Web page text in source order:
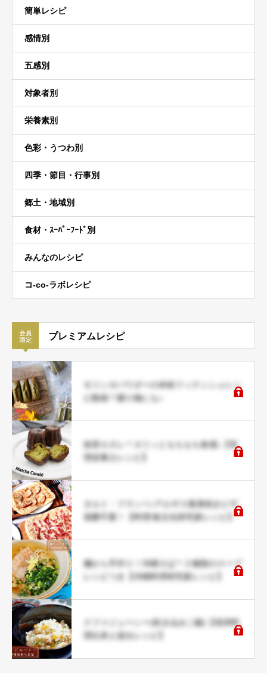
簡単レシピ
感情別
五感別
対象者別
栄養素別
色彩・うつわ別
四季・節目・行事別
郷土・地域別
食材・ｽｰﾊﾟｰﾌｰﾄﾞ別
みんなのレシピ
コ-co-ラボレシピ
プレミアムレシピ
モリンガパウダーの米粉フィナンシェレシ
ピ動画＊贈り物にも♪
抹茶カヌレ＊カリッともちもち食感♪【管
理栄養士レシピ】
タルト・フランベ♪アルザス風薄焼きピザ
発酵不要！【料理/食文化研究家レシピ】
麺から手作り！沖縄そば＊２種類のスープ
レシピつき【沖縄料理研究家レシピ】
クファジューシー(炊き込みご飯)【琉球料
理伝承人直伝レシピ】